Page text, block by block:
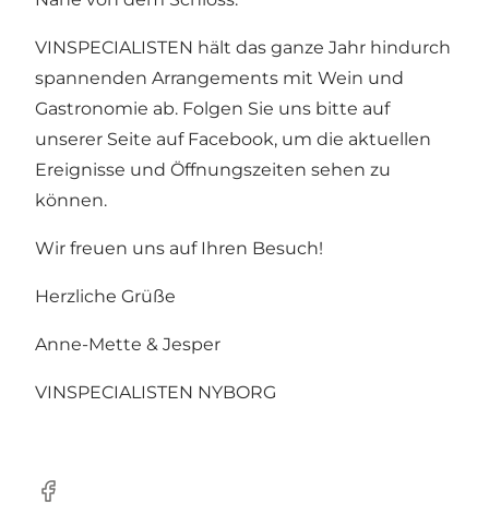
VINSPECIALISTEN hält das ganze Jahr hindurch
spannenden Arrangements mit Wein und
Gastronomie ab. Folgen Sie uns bitte auf
unserer Seite auf Facebook, um die aktuellen
Ereignisse und Öffnungszeiten sehen zu
können.
Wir freuen uns auf Ihren Besuch!
Herzliche Grüße
Anne-Mette & Jesper
VINSPECIALISTEN NYBORG
Facebook